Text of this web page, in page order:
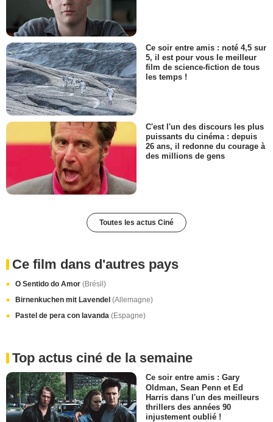
Ce soir entre amis : noté 4,5 sur
5, il est pour vous le meilleur
film de science-fiction de tous
les temps !
C'est l'un des discours les plus
puissants du cinéma : depuis
26 ans, il redonne du courage à
des millions de gens
Toutes les actus Ciné
Ce film dans d'autres pays
O Sentido do Amor (Brésil)
Birnenkuchen mit Lavendel (Allemagne)
Pastel de pera con lavanda (Espagne)
Top actus ciné de la semaine
Ce soir entre amis : Gary
Oldman, Sean Penn et Ed
Harris dans l'un des meilleurs
thrillers des années 90
injustement oublié !